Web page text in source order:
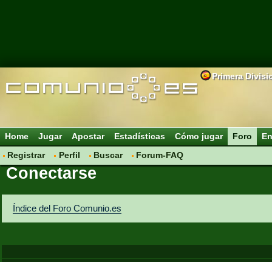
Primera
Home Jugar Apostar Estadísticas Cómo jugar
Foro
Registrar
Perfil Buscar Forum-FAQ
Conectarse
Índice del Foro Comunio.es